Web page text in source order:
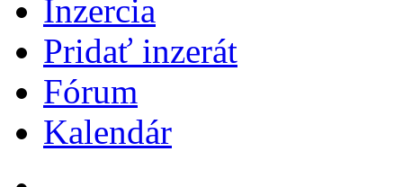
Inzercia
Pridať inzerát
Fórum
Kalendár